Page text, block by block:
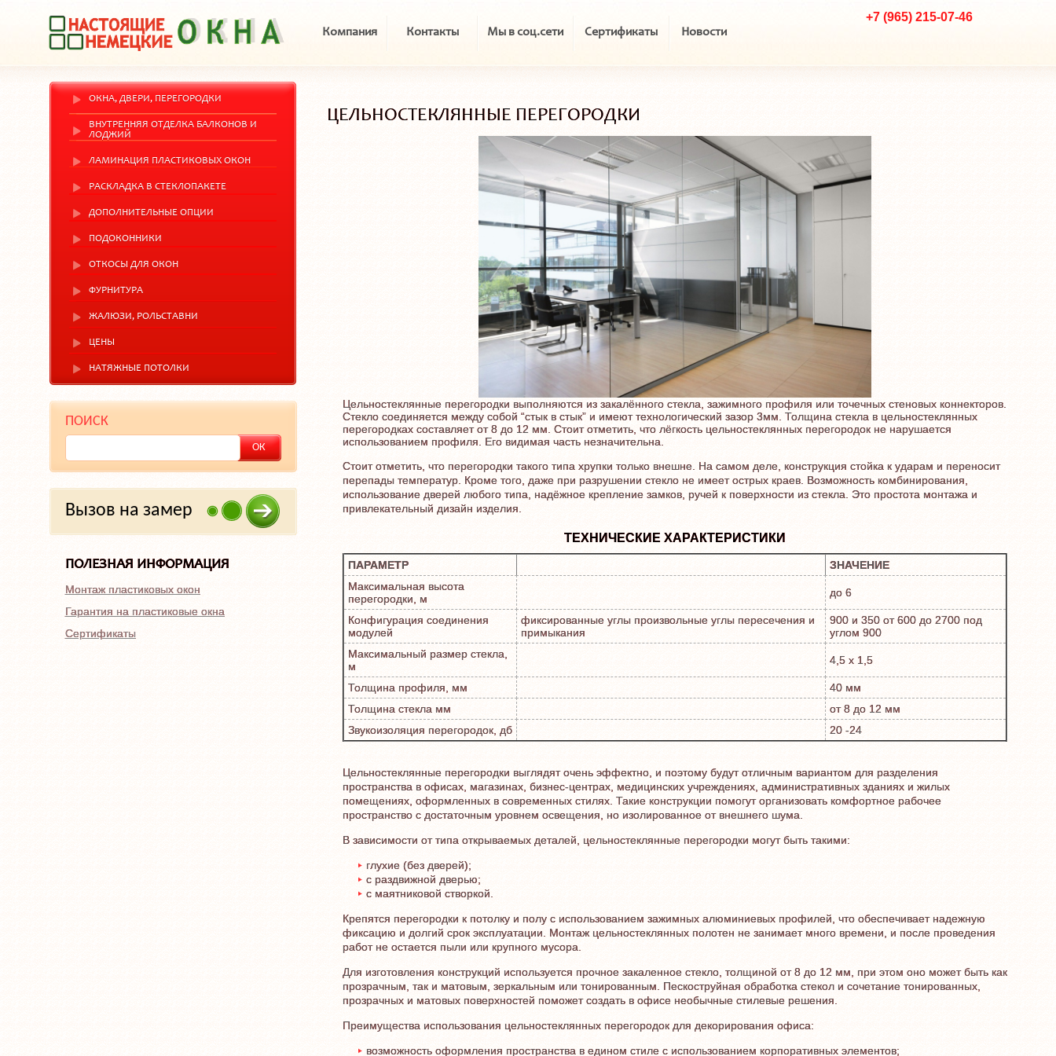
Компания Контакты Мы в соц.сети Сертификаты Новости
+7 (965) 215-07-46
ОКНА, ДВЕРИ, ПЕРЕГОРОДКИ
ВНУТРЕННЯЯ ОТДЕЛКА БАЛКОНОВ И
ЛОДЖИЙ
ЛАМИНАЦИЯ ПЛАСТИКОВЫХ ОКОН
РАСКЛАДКА В СТЕКЛОПАКЕТЕ
ДОПОЛНИТЕЛЬНЫЕ ОПЦИИ
ПОДОКОННИКИ
ОТКОСЫ ДЛЯ ОКОН
ФУРНИТУРА
ЖАЛЮЗИ, РОЛЬСТАВНИ
ЦЕНЫ
НАТЯЖНЫЕ ПОТОЛКИ
ПОИСК
Вызов на замер
ПОЛЕЗНАЯ ИНФОРМАЦИЯ
Монтаж пластиковых окон
Гарантия на пластиковые окна
Сертификаты
ЦЕЛЬНОСТЕКЛЯННЫЕ ПЕРЕГОРОДКИ
Цельностеклянные перегородки выполняются из закалённого стекла, зажимного профиля или точечных стеновых коннекторов.
Стекло соединяется между собой “стык в стык” и имеют технологический зазор 3мм. Толщина стекла в цельностеклянных
перегородках составляет от 8 до 12 мм. Стоит отметить, что лёгкость цельностеклянных перегородок не нарушается
использованием профиля. Его видимая часть незначительна.
Стоит отметить, что перегородки такого типа хрупки только внешне. На самом деле, конструкция стойка к ударам и переносит
перепады температур. Кроме того, даже при разрушении стекло не имеет острых краев. Возможность комбинирования,
использование дверей любого типа, надёжное крепление замков, ручей к поверхности из стекла. Это простота монтажа и
привлекательный дизайн изделия.
ТЕХНИЧЕСКИЕ ХАРАКТЕРИСТИКИ
ПАРАМЕТР
ЗНАЧЕНИЕ
Максимальная высота
перегородки, м
до 6
Конфигурация соединения
модулей
фиксированные углы произвольные углы пересечения и
примыкания
900 и 350 от 600 до 2700 под
углом 900
Максимальный размер стекла,
м
4,5 х 1,5
Толщина профиля, мм
40 мм
Толщина стекла мм
от 8 до 12 мм
Звукоизоляция перегородок, дб
20 -24
Цельностеклянные перегородки выглядят очень эффектно, и поэтому будут отличным вариантом для разделения
пространства в офисах, магазинах, бизнес-центрах, медицинских учреждениях, административных зданиях и жилых
помещениях, оформленных в современных стилях. Такие конструкции помогут организовать комфортное рабочее
пространство с достаточным уровнем освещения, но изолированное от внешнего шума.
В зависимости от типа открываемых деталей, цельностеклянные перегородки могут быть такими:
глухие (без дверей);
с раздвижной дверью;
с маятниковой створкой.
Крепятся перегородки к потолку и полу с использованием зажимных алюминиевых профилей, что обеспечивает надежную
фиксацию и долгий срок эксплуатации. Монтаж цельностеклянных полотен не занимает много времени, и после проведения
работ не остается пыли или крупного мусора.
Для изготовления конструкций используется прочное закаленное стекло, толщиной от 8 до 12 мм, при этом оно может быть как
прозрачным, так и матовым, зеркальным или тонированным. Пескоструйная обработка стекол и сочетание тонированных,
прозрачных и матовых поверхностей поможет создать в офисе необычные стилевые решения.
Преимущества использования цельностеклянных перегородок для декорирования офиса:
возможность оформления пространства в едином стиле с использованием корпоративных элементов;